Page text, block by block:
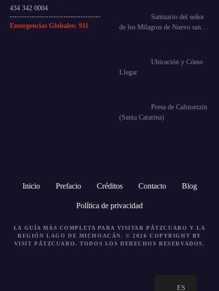
434 342 0004
Emergencias Globales: 911
Santuario del señor
de los Milagros de Nuevo san…
Ubicación y Cómo
Llegar
Presa de Caltzontzin
(Santa Catarina)
Inicio Prefacio Créditos Contacto Blog
Política de privacidad
LA GUÍA MÁS COMPLETA PARA VISITAR PÁTZCUARO Y LA
REGIÓN LAGO DE MICHOACÁN. © 2026 COPYRIGHT BY
VISIT PÁTZCUARO. TODOS LOS DERECHOS RESERVADOS.
ES